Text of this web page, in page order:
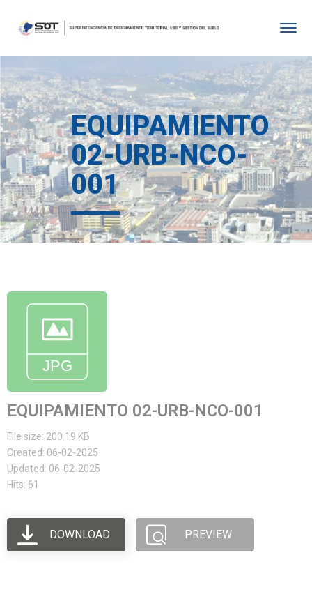
EQUIPAMIENTO
02-URB-NCO-
001
EQUIPAMIENTO 02-URB-NCO-001
File size: 200.19 KB
Created: 06-02-2025
Updated: 06-02-2025
Hits: 61
DOWNLOAD PREVIEW